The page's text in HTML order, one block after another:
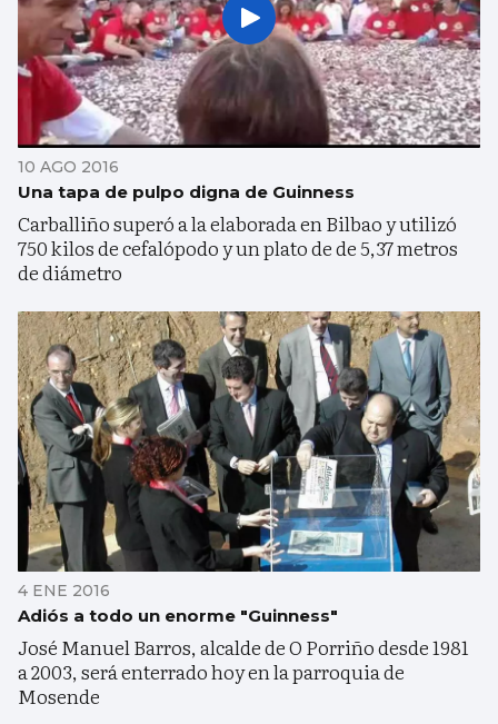
10 AGO 2016
Una tapa de pulpo digna de Guinness
Carballiño superó a la elaborada en Bilbao y utilizó
750 kilos de cefalópodo y un plato de de 5,37 metros
de diámetro
4 ENE 2016
Adiós a todo un enorme "Guinness"
José Manuel Barros, alcalde de O Porriño desde 1981
a 2003, será enterrado hoy en la parroquia de
Mosende